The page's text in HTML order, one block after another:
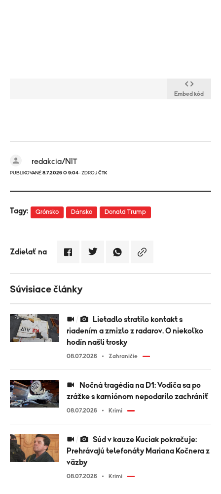
Embed kód
redakcia/NIT
PUBLIKOVANÉ 8.7.2026 O 9:04 · ZDROJ ČTK
Tagy: Grónsko Dánsko Donald Trump
Zdielať na
Súvisiace články
riadením a zmizlo z radarov. O niekoľko
hodín našli trosky
08.07.2026 Zahraničie
zrážke s kamiónom nepodarilo zachrániť
08.07.2026 Krimi
Prehrávajú telefonáty Mariana Kočnera z
väzby
08.07.2026 Krimi